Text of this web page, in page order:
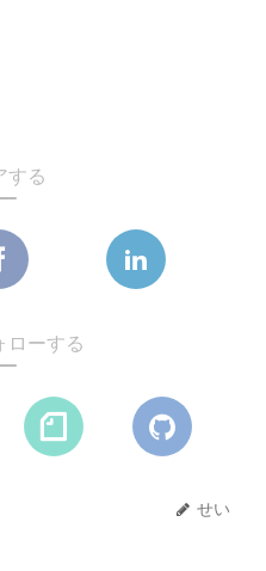
する
ローする
せい